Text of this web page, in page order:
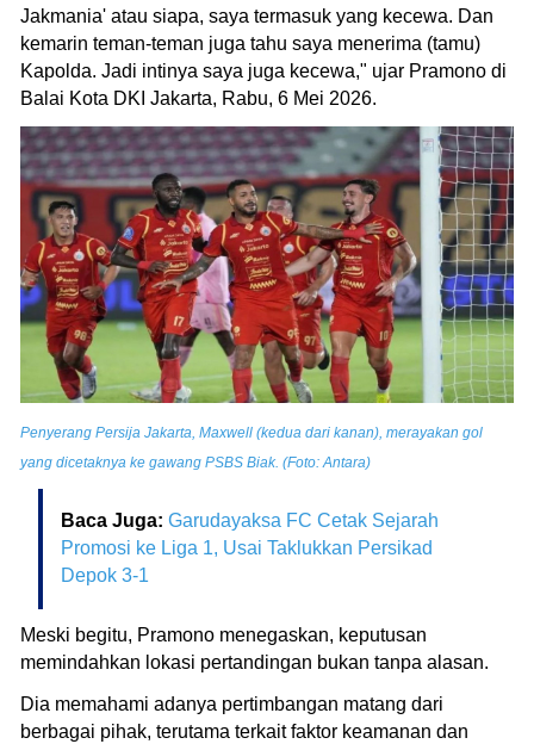
Jakmania' atau siapa, saya termasuk yang kecewa. Dan
kemarin teman-teman juga tahu saya menerima (tamu)
Kapolda. Jadi intinya saya juga kecewa," ujar Pramono di
Balai Kota DKI Jakarta, Rabu, 6 Mei 2026.
Penyerang Persija Jakarta, Maxwell (kedua dari kanan), merayakan gol
yang dicetaknya ke gawang PSBS Biak. (Foto: Antara)
Baca Juga: Garudayaksa FC Cetak Sejarah
Promosi ke Liga 1, Usai Taklukkan Persikad
Depok 3-1
Meski begitu, Pramono menegaskan, keputusan
memindahkan lokasi pertandingan bukan tanpa alasan.
Dia memahami adanya pertimbangan matang dari
berbagai pihak, terutama terkait faktor keamanan dan